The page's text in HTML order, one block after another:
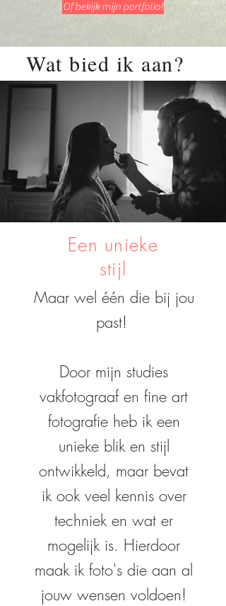
Of bekijk mijn portfolio!
Wat bied ik aan?
Een unieke
stijl
Maar wel één die bij jou
past!
Door mijn studies
vakfotograaf en fine art
fotografie heb ik een
unieke blik en stijl
ontwikkeld, maar bevat
ik ook veel kennis over
techniek en wat er
mogelijk is. Hierdoor
maak ik foto's die aan al
jouw wensen voldoen!